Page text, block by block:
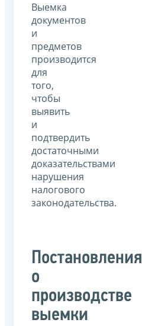
Выемка
документов
и
предметов
производится
для
того,
чтобы
выявить
и
подтвердить
достаточными
доказательствами
нарушения
налогового
законодательства.
Постановления
о
производстве
выемки